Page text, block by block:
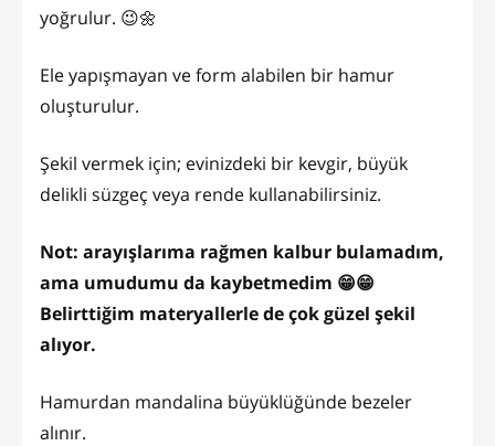
yoğrulur. 😉🌼
Ele yapışmayan ve form alabilen bir hamur
oluşturulur.
Şekil vermek için; evinizdeki bir kevgir, büyük
delikli süzgeç veya rende kullanabilirsiniz.
Not: arayışlarıma rağmen kalbur bulamadım,
ama umudumu da kaybetmedim 😁😁
Belirttiğim materyallerle de çok güzel şekil
alıyor.
Hamurdan mandalina büyüklüğünde bezeler
alınır.